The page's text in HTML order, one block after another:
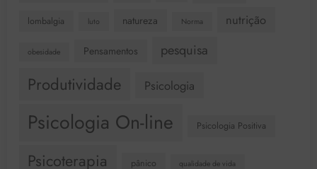
lombalgia luto natureza Norma nutrição
obesidade Pensamentos pesquisa
Produtividade Psicologia
Psicologia On-line Psicologia Positiva
Psicoterapia pânico qualidade de vida